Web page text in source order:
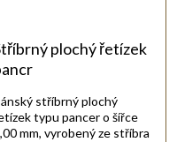
plochý řetízek
stříbrný plochý
typu pancer o šířce
mm, vyrobený ze stříbra